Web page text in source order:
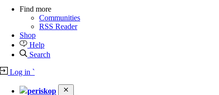
Find more
Communities
RSS Reader
Shop
Help
Search
Log in `
periskop